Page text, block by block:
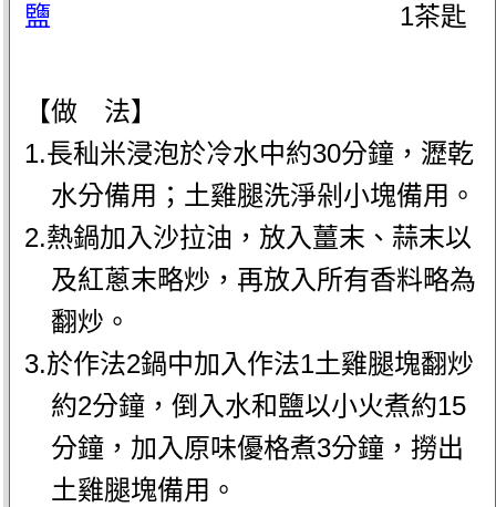
鹽
1茶匙
【做 法】
1.長秈米浸泡於冷水中約30分鐘，瀝乾
水分備用；土雞腿洗淨剁小塊備用。
2.熱鍋加入沙拉油，放入薑末、蒜末以
及紅蔥末略炒，再放入所有香料略為
翻炒。
3.於作法2鍋中加入作法1土雞腿塊翻炒
約2分鐘，倒入水和鹽以小火煮約15
分鐘，加入原味優格煮3分鐘，撈出
土雞腿塊備用。